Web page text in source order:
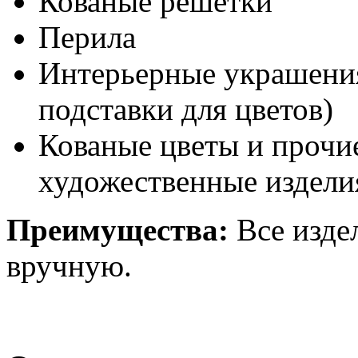
Перила
Интерьерные
подставки для цветов)
Кованые цветы и
художественные
Преимущества: Все
вручную.